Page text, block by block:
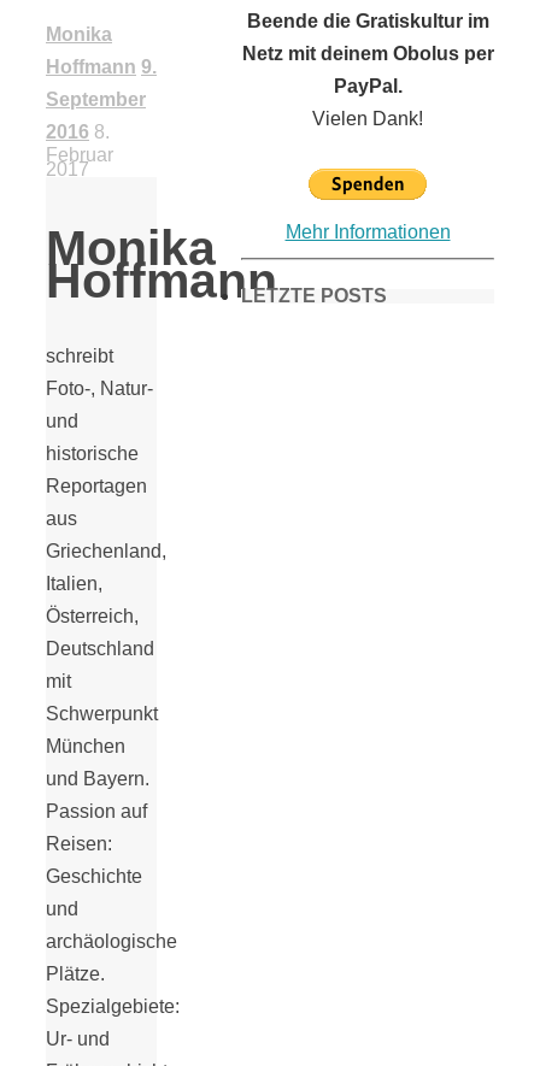
Monika
Hoffmann 9.
September
2016 8.
Februar
2017
Monika
Hoffmann
schreibt
Foto-, Natur-
und
historische
Reportagen
aus
Griechenland,
Italien,
Österreich,
Deutschland
mit
Schwerpunkt
München
und Bayern.
Passion auf
Reisen:
Geschichte
und
archäologische
Plätze.
Spezialgebiete:
Ur- und
Beende die Gratiskultur im
Netz mit deinem Obolus per
PayPal.
Vielen Dank!
Mehr Informationen
LETZTE POSTS